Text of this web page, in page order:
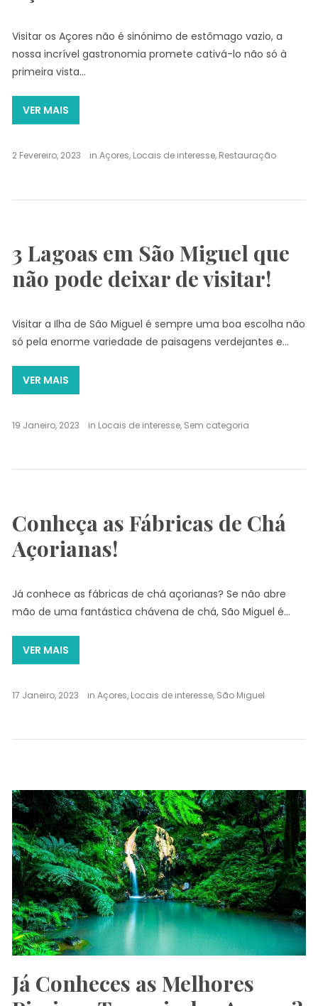
Visitar os Açores não é sinónimo de estômago vazio, a
nossa incrível gastronomia promete cativá-lo não só à
primeira vista…
VER MAIS
2 Fevereiro, 2023 inAçores, Locais de interesse, Restauração
3 Lagoas em São Miguel que
não pode deixar de visitar!
Visitar a Ilha de São Miguel é sempre uma boa escolha não
só pela enorme variedade de paisagens verdejantes e…
VER MAIS
19 Janeiro, 2023 in Locais de interesse, Sem categoria
Conheça as Fábricas de Chá
Açorianas!
Já conhece as fábricas de chá açorianas? Se não abre
mão de uma fantástica chávena de chá, São Miguel é…
VER MAIS
17 Janeiro, 2023 inAçores, Locais de interesse, São Miguel
Já Conheces as Melhores